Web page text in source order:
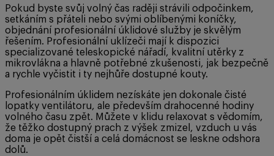
Pokud byste svůj volný čas raději strávili odpočinkem,
setkáním s přáteli nebo svými oblíbenými koníčky,
objednání profesionální úklidové služby je skvělým
řešením. Profesionální uklízeči mají k dispozici
specializované teleskopické nářadí, kvalitní utěrky z
mikrovlákna a hlavně potřebné zkušenosti, jak bezpečně
a rychle vyčistit i ty nejhůře dostupné kouty.
Profesionálním úklidem nezískáte jen dokonale čisté
lopatky ventilátoru, ale především drahocenné hodiny
volného času zpět. Můžete v klidu relaxovat s vědomím,
že těžko dostupný prach z výšek zmizel, vzduch u vás
doma je opět čistší a celá domácnost se leskne odshora
dolů.